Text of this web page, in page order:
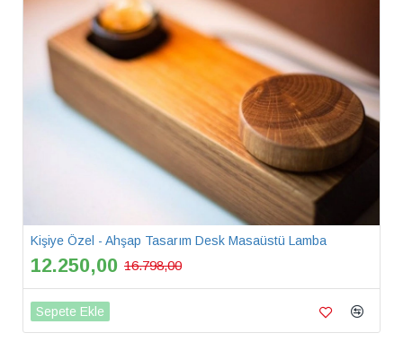
Kişiye Özel - Ahşap Tasarım Desk Masaüstü Lamba
12.250,00 16.798,00
Sepete Ekle